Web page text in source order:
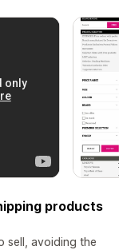
products
sell, avoiding the